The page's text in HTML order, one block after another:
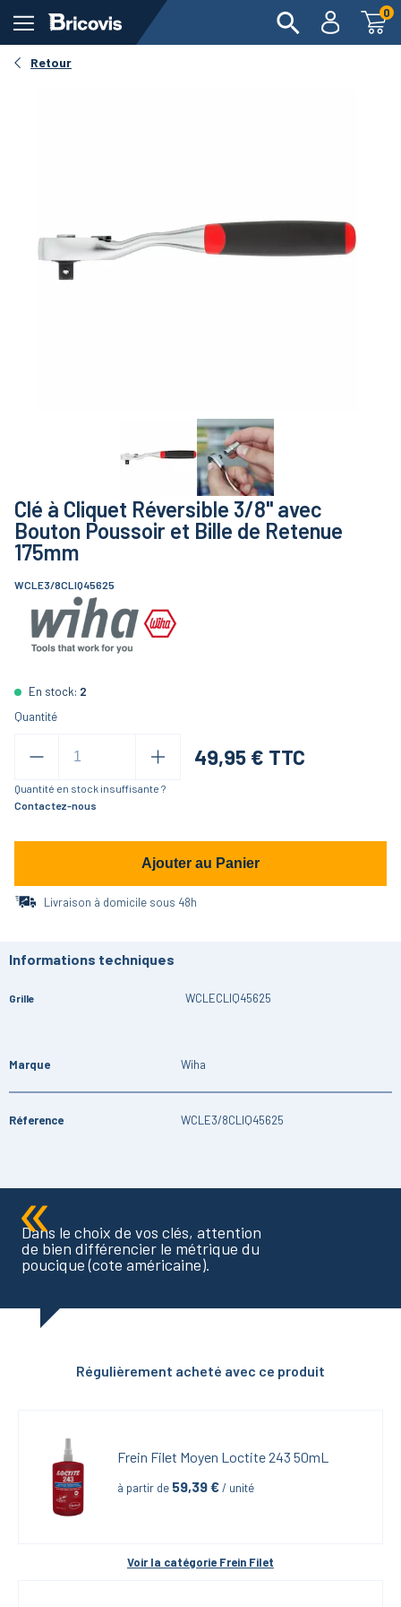
0
Retour
Clé à Cliquet Réversible 3/8" avec
Bouton Poussoir et Bille de Retenue
175mm
WCLE3/8CLIQ45625
En stock: 2
Quantité
49,95 € TTC
Quantité en stock insuffisante ?
Contactez-nous
Ajouter au Panier
Livraison à domicile sous 48h
Informations techniques
Grille WCLECLIQ45625
Marque Wiha
Réference WCLE3/8CLIQ45625
Dans le choix de vos clés, attention
de bien différencier le métrique du
poucique (cote américaine).
Régulièrement acheté avec ce produit
Frein Filet Moyen Loctite 243 50mL
à partir de 59,39 € / unité
Voir la catégorie Frein Filet